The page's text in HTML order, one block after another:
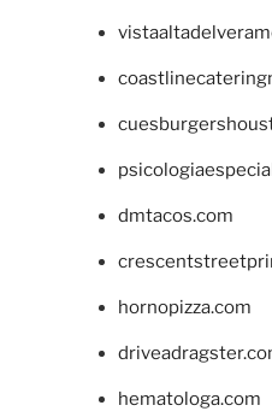
dmtacos.com
hornopizza.com
hematologa.com